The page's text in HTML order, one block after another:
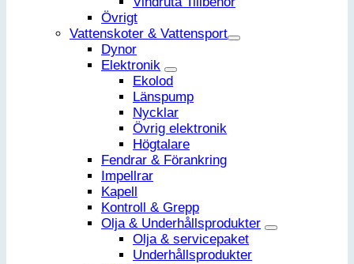
Övrigt
Vattenskoter & Vattensport
Dynor
Elektronik
Ekolod
Länspump
Nycklar
Övrig elektronik
Högtalare
Fendrar & Förankring
Impellrar
Kapell
Kontroll & Grepp
Olja & Underhållsprodukter
Olja & servicepaket
Underhållsprodukter